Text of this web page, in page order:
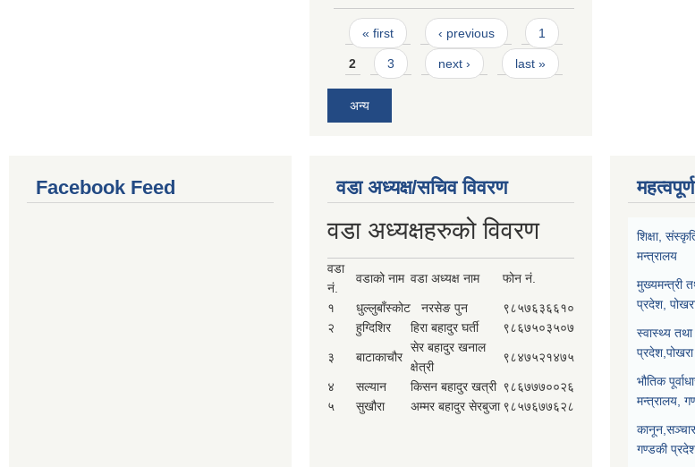
Pages
« first ‹ previous 1
2 3 next › last »
अन्य
Facebook Feed वडा अध्यक्ष/सचिव विवरण
वडा अध्यक्षहरुको विवरण
वडा
नं.
वडाको नाम वडा अध्यक्ष नाम फोन नं.
१ धुल्लुबाँस्कोट नरसेङ पुन
९८५७६३६६१०
२
हुग्दिशिर हिरा बहादुर घर्ती ९८६७५०३५०७
३ बाटाकाचौर
सेर बहादुर खनाल
क्षेत्री
९८४७५२१४७५
४ सल्यान किसन बहादुर खत्री ९८६७७७००२६
५
सुखौरा अम्मर बहादुर सेरबुजा ९८५७६७७६२८
शिक्षा,
मन्त्रालय
मुख्यमन्त्री
प्रदेश,
स्वास्थ्य
प्रदेश,पोखरा
भौतिक
मन्त्रालय,
गण्डकी